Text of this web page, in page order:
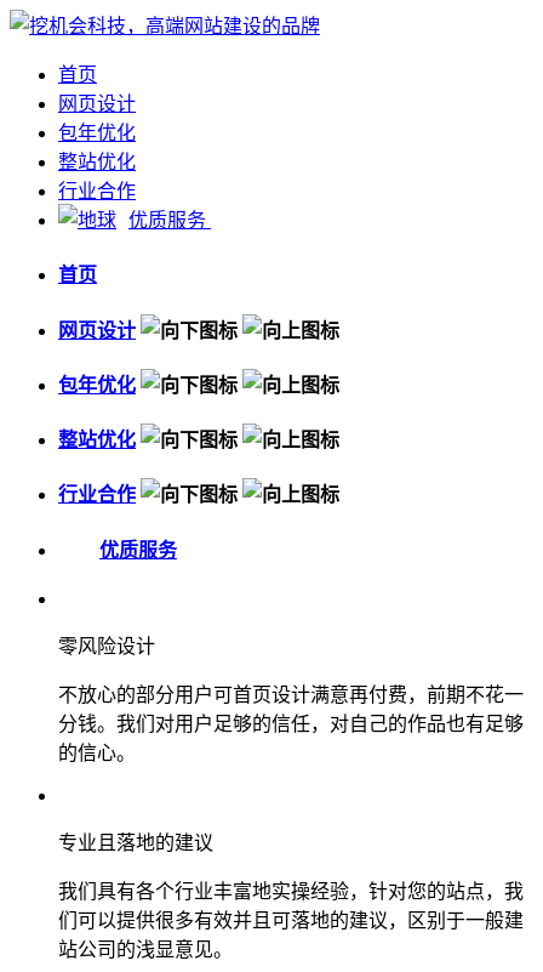
首页
网页设计
包年优化
整站优化
行业合作
优质服务
首页
网页设计
包年优化
整站优化
行业合作
优质服务
零风险设计
不放心的部分用户可首页设计满意再付费，前期不花一
分钱。我们对用户足够的信任，对自己的作品也有足够
的信心。
专业且落地的建议
我们具有各个行业丰富地实操经验，针对您的站点，我
们可以提供很多有效并且可落地的建议，区别于一般建
站公司的浅显意见。